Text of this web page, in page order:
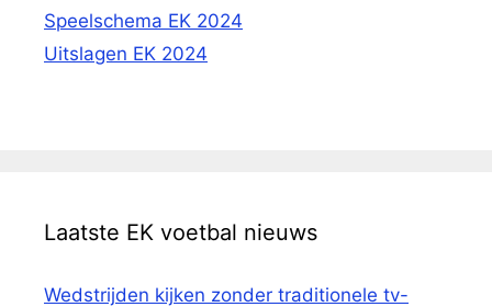
Speelschema EK 2024
Uitslagen EK 2024
Laatste EK voetbal nieuws
Wedstrijden kijken zonder traditionele tv-